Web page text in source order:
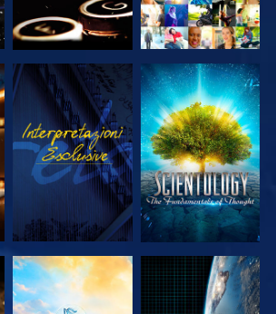
GUARDA
ESPLORA LE
SERIE
ESPLORA LE
GUARDA